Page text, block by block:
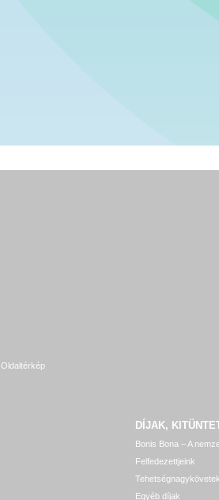
Oldaltérkép
DÍJAK,
Bonis Bona – A
Felfedezettjeink
Tehetségnagykövetek
Egyéb díjak